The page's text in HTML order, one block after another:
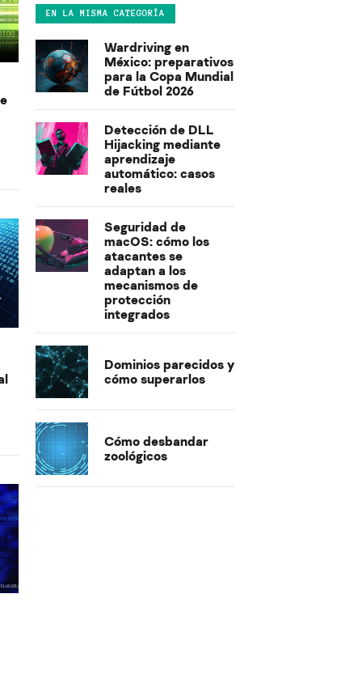
EN LA MISMA CATEGORÍA
Wardriving en
México: preparativos
para la Copa Mundial
de Fútbol 2026
Detección de DLL
Hijacking mediante
aprendizaje
automático: casos
reales
Seguridad de
macOS: cómo los
atacantes se
adaptan a los
mecanismos de
protección
integrados
Dominios parecidos y
cómo superarlos
Cómo desbandar
zoológicos